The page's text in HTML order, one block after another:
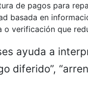
de pagos para
basada en
o verificación que
ayuda a
diferido”,